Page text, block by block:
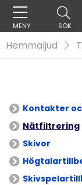
MENY SÖK
Hemmaljud
Kontakter
Nätfiltrering
Skivor